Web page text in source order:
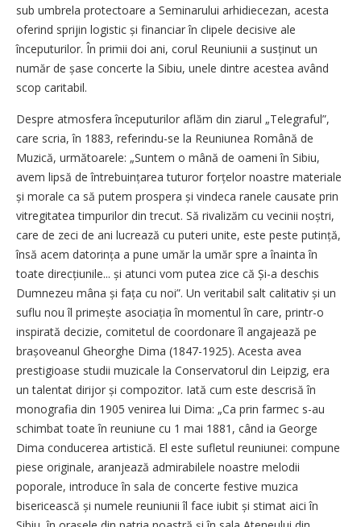
sub umbrela protectoare a Seminarului arhidiecezan, acesta
oferind sprijin logistic și financiar în clipele decisive ale
începuturilor. În primii doi ani, corul Reuniunii a susținut un
număr de șase concerte la Sibiu, unele dintre acestea având
scop caritabil.
Despre atmosfera începuturilor aflăm din ziarul „Telegraful”,
care scria, în 1883, referindu-se la Reuniunea Română de
Muzică, următoarele: „Suntem o mână de oameni în Sibiu,
avem lipsă de întrebuințarea tuturor forțelor noastre materiale
și morale ca să putem prospera și vindeca ranele causate prin
vitregitatea timpurilor din trecut. Să rivalizăm cu vecinii noștri,
care de zeci de ani lucrează cu puteri unite, este peste putință,
însă acem datorința a pune umăr la umăr spre a înainta în
toate direcțiunile... și atunci vom putea zice că Și-a deschis
Dumnezeu mâna și fața cu noi”. Un veritabil salt calitativ și un
suflu nou îl pri­mește asociația în momentul în care, printr-o
inspirată decizie, comitetul de coordonare îl angajează pe
brașoveanul Gheorghe Dima (1847-1925). Acesta avea
prestigioase studii muzicale la Conservatorul din Leipzig, era
un talentat dirijor și compozitor. Iată cum este descrisă în
monografia din 1905 venirea lui Dima: „Ca prin farmec s-au
schimbat toate în reuniune cu 1 mai 1881, când ia George
Dima conducerea artistică. El este sufletul reuniunei: compune
piese originale, aranjează admirabilele noastre melodii
poporale, introduce în sala de concerte festive muzica
bisericească și numele reuniunii îl face iubit și stimat aici în